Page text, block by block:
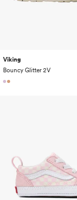
Viking
Bouncy Glitter 2V